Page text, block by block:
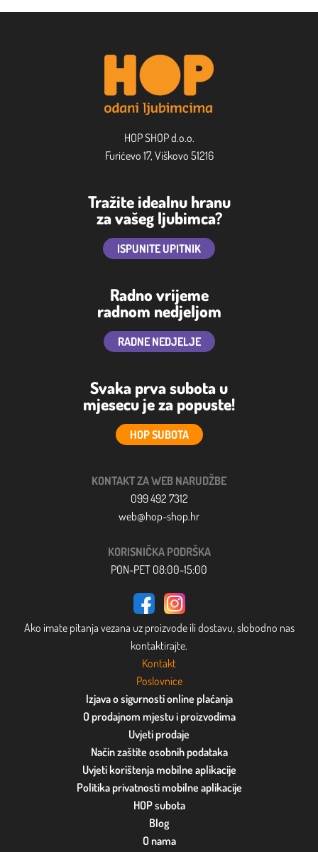
HOP SHOP d.o.o.
Furićevo 17, Viškovo 51216
Tražite idealnu hranu
za vašeg ljubimca?
ISPUNITE UPITNIK
Radno vrijeme
radnom nedjeljom
RADNE NEDJELJE
Svaka prva subota u
mjesecu je za popuste!
HOP SUBOTA
KONTAKT ZA WEB NARUDŽBE
099 492 7312
web@hop-shop.hr
KORISNIČKA PODRŠKA
PON-PET 08:00-15:00
Ako imate pitanja vezana uz proizvode ili dostavu, slobodno nas
kontaktirajte.
Kontakt
Poslovnice
Izjava o sigurnosti online plaćanja
O prodajnom mjestu i proizvodima
Uvjeti prodaje
Način zaštite osobnih podataka
Uvjeti korištenja mobilne aplikacije
Politika privatnosti mobilne aplikacije
HOP subota
Blog
O nama